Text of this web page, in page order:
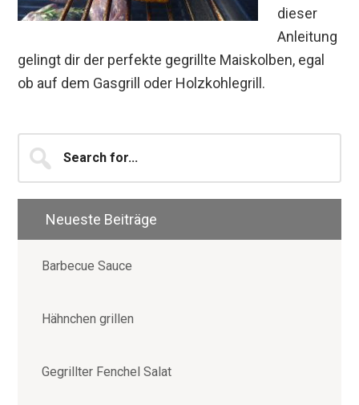
dieser
Anleitung
gelingt dir der perfekte gegrillte Maiskolben, egal
ob auf dem Gasgrill oder Holzkohlegrill.
Seitenspalte
for...
Neueste Beiträge
Barbecue Sauce
Hähnchen grillen
Gegrillter Fenchel Salat